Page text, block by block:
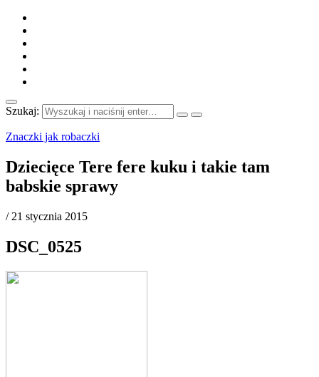
Szukaj:
Znaczki jak robaczki
Dziecięce Tere fere kuku i takie tam
babskie sprawy
/ 21 stycznia 2015
DSC_0525